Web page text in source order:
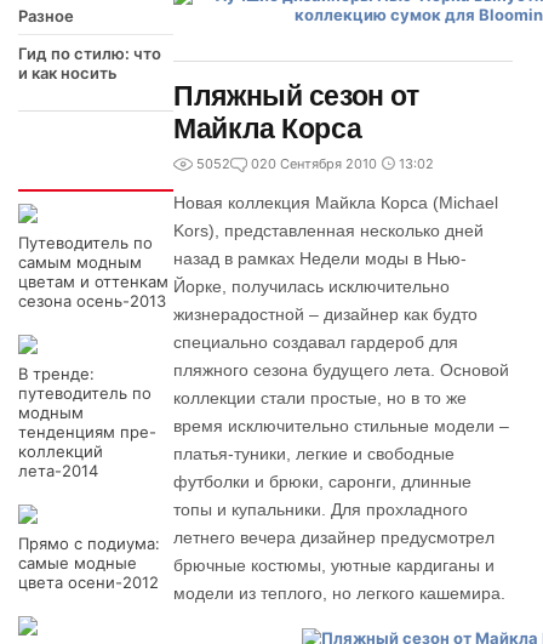
Разное
Гид по стилю: что
и как носить
Путеводитель по
самым модным
цветам и оттенкам
сезона осень-2013
В тренде:
путеводитель по
модным
тенденциям пре-
коллекций
лета-2014
Прямо с подиума:
самые модные
цвета осени-2012
Пляжный сезон от
Майкла Корса
5052 020 Сентября 2010 13:02
Новая коллекция Майкла Корса (Michael
Kors), представленная несколько дней
назад в рамках Недели моды в Нью-
Йорке, получилась исключительно
жизнерадостной – дизайнер как будто
специально создавал гардероб для
пляжного сезона будущего лета. Основой
коллекции стали простые, но в то же
время исключительно стильные модели –
платья-туники, легкие и свободные
футболки и брюки, саронги, длинные
топы и купальники. Для прохладного
летнего вечера дизайнер предусмотрел
брючные костюмы, уютные кардиганы и
модели из теплого, но легкого кашемира.